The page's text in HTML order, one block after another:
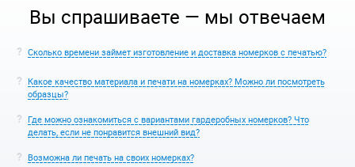
Вы спрашиваете — мы отвечаем
Сколько времени займет изготовление и доставка номерков с печатью?
Какое качество материала и печати на номерках? Можно ли посмотреть
образцы?
Где можно ознакомиться с вариантами гардеробных номерков? Что
делать, если не понравится внешний вид?
Возможна ли печать на своих номерках?